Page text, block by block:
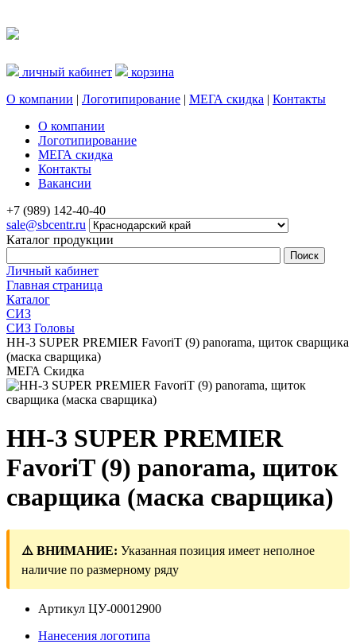
личный кабинет
корзина
О компании | Логотипирование | МЕГА скидка | Контакты
О компании
Логотипирование
МЕГА скидка
Контакты
Вакансии
+7 (989) 142-40-40
sale@sbcentr.ru
Каталог продукции
Личный кабинет
Главная страница
Каталог
СИЗ
СИЗ Головы
НН-3 SUPER PREMIER FavoriT (9) panorama, щиток сварщика
(маска сварщика)
МЕГА Скидка
НН-3 SUPER PREMIER
FavoriT (9) panorama, щиток
сварщика (маска сварщика)
⚠️ ВНИМАНИЕ: Указанная позиция имеет неполное
наличие по размерному ряду
Артикул ЦУ-00012900
Нанесения логотипа